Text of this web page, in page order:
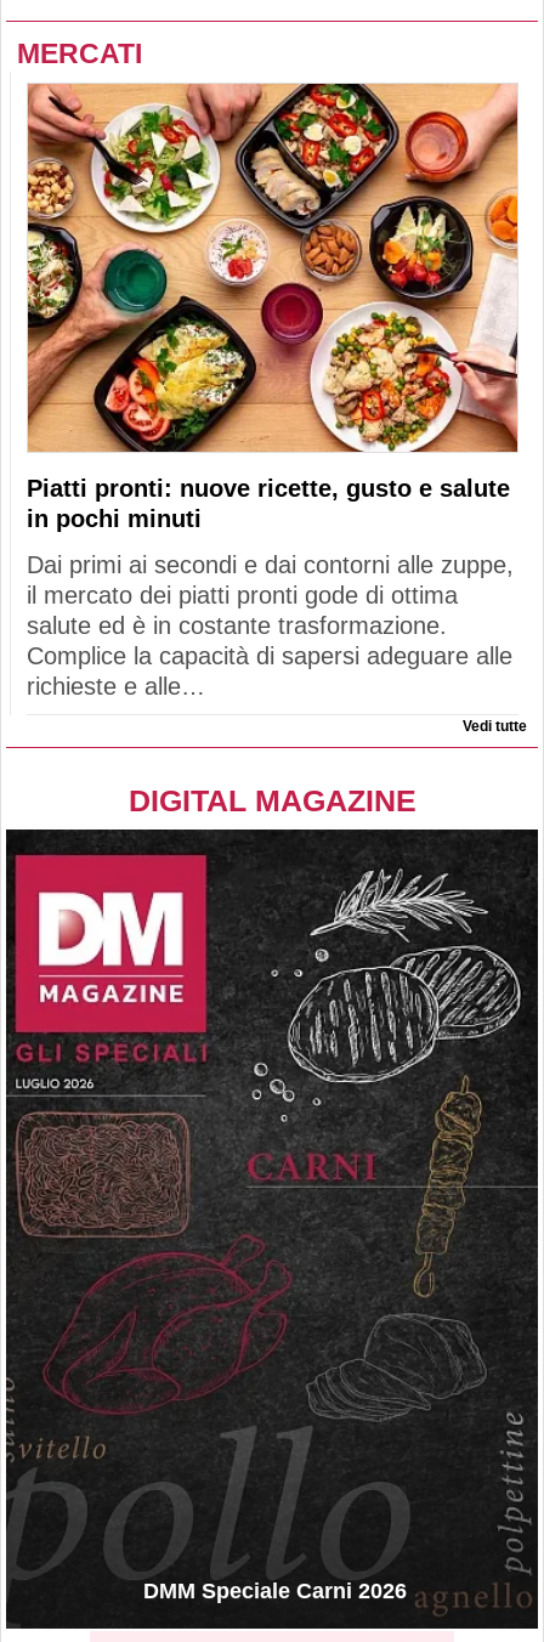
MERCATI
Piatti pronti: nuove ricette, gusto e salute
in pochi minuti
Dai primi ai secondi e dai contorni alle zuppe,
il mercato dei piatti pronti gode di ottima
salute ed è in costante trasformazione.
Complice la capacità di sapersi adeguare alle
richieste e alle…
Vedi tutte
DIGITAL MAGAZINE
DMM Speciale Carni 2026